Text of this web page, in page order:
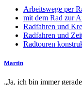
Arbeitswege per
mit dem Rad zur
Radfahren und
Radfahren und
Radtouren
Martin
„Ja, ich bin immer